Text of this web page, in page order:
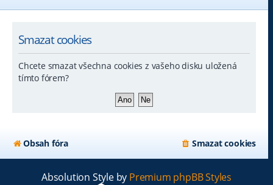
l
Smazat cookies
Chcete smazat všechna cookies z vašeho disku uložená
tímto fórem?
Obsah fóra Smazat cookies
Absolution Style by Premium phpBB Styles